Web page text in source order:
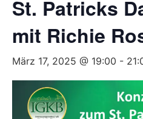
St. Patricks
mit Richie
März 17, 2025 @ 19:00 -